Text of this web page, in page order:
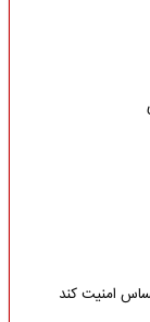
امنیت کند